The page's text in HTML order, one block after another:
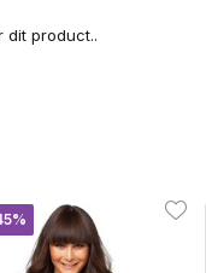
dit product..